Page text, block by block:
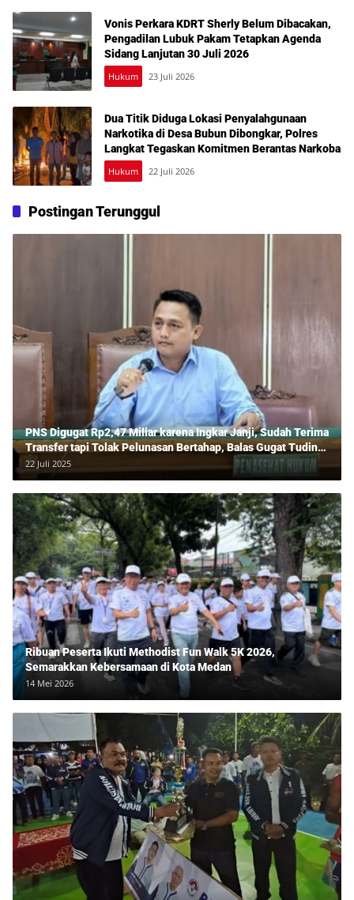
Vonis Perkara KDRT Sherly Belum Dibacakan,
Pengadilan Lubuk Pakam Tetapkan Agenda
Sidang Lanjutan 30 Juli 2026
Hukum 23 Juli 2026
Dua Titik Diduga Lokasi Penyalahgunaan
Narkotika di Desa Bubun Dibongkar, Polres
Langkat Tegaskan Komitmen Berantas Narkoba
Hukum 22 Juli 2026
Postingan Terunggul
PNS Digugat Rp2,47 Miliar karena Ingkar Janji, Sudah Terima
Transfer tapi Tolak Pelunasan Bertahap, Balas Gugat Tuding
Lawan Tipu Rp850 Juta
22 Juli 2025
Ribuan Peserta Ikuti Methodist Fun Walk 5K 2026,
Semarakkan Kebersamaan di Kota Medan
14 Mei 2026